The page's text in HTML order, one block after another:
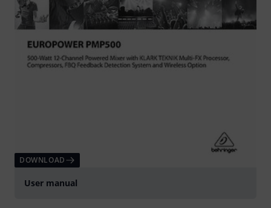
DOWNLOAD
User manual